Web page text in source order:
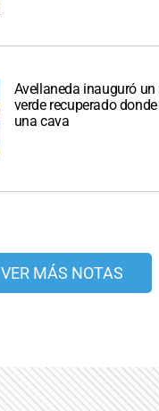
Avellaneda inauguró
verde recuperado
una cava
VER MÁS NOTAS